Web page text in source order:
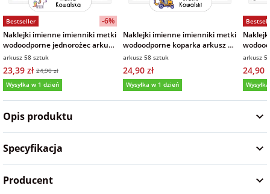
Bestseller
-6%
Naklejki imienne imienniki metki
wodoodporne jednorożec arkusz
58 sztuk
arkusz 58 sztuk
23,39 zł 24,90 zł
Wysyłka w 1 dzień
Naklejki imienne imienniki metki
wodoodporne koparka arkusz 58
sztuk
arkusz 58 sztuk
24,90 zł
Wysyłka w 1 dzień
sztuk
arkusz
24,90
Opis produktu
Specyfikacja
Producent